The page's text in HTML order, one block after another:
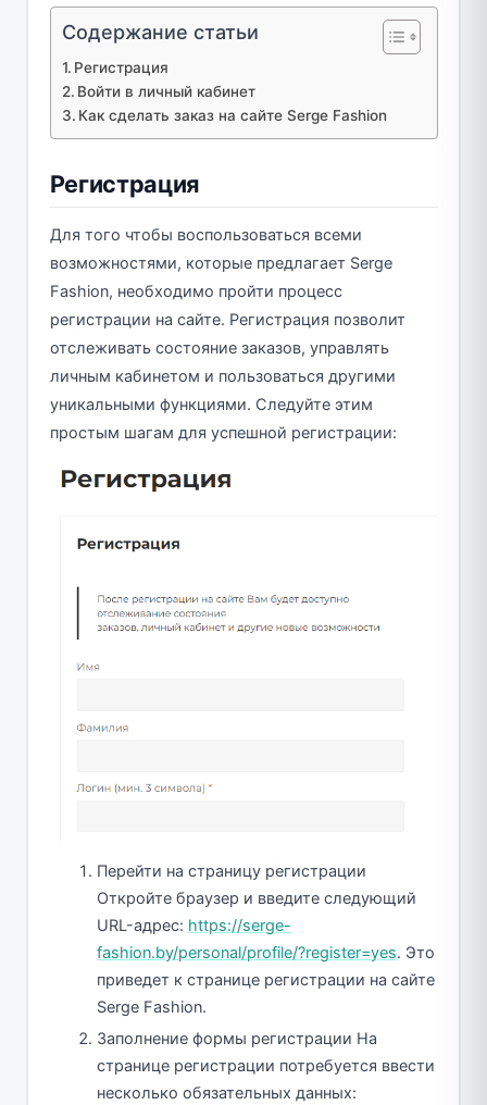
Содержание статьи
Регистрация
Войти в личный кабинет
Как сделать заказ на сайте Serge Fashion
Регистрация
Для того чтобы воспользоваться всеми
возможностями, которые предлагает Serge
Fashion, необходимо пройти процесс
регистрации на сайте. Регистрация позволит
отслеживать состояние заказов, управлять
личным кабинетом и пользоваться другими
уникальными функциями. Следуйте этим
простым шагам для успешной регистрации:
Перейти на страницу регистрации
Откройте браузер и введите следующий
URL-адрес: https://serge-
fashion.by/personal/profile/?register=yes. Это
приведет к странице регистрации на сайте
Serge Fashion.
Заполнение формы регистрации На
странице регистрации потребуется ввести
несколько обязательных данных: